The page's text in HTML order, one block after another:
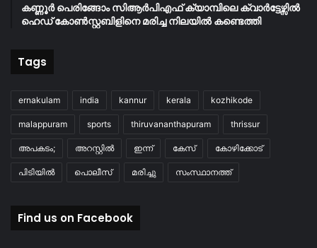
കണ്ണൂർ പെരിങ്ങോം സിആർപിഎഫ് ക്യാമ്പിലെ ക്വാർട്ടേഴ്സിൽ
ഹെഡ് കോൺസ്റ്റബിളിനെ മരിച്ച നിലയിൽ കണ്ടെത്തി
Tags
ernakulam india kannur kerala kozhikode
malappuram sports thiruvananthapuram thrissur
അപകടം; അറസ്റ്റിൽ ഇന്ന് കേസ് കോഴിക്കോട്
പിടിയിൽ പൊലീസ് മരിച്ചു സംസ്ഥാനത്ത്
Find us on Facebook